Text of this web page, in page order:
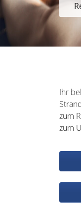
Ihr
zum
zum